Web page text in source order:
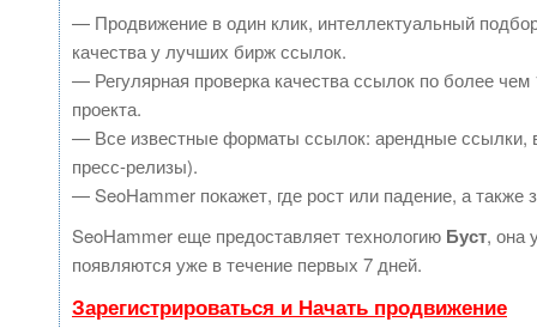
— Продвижение в один клик, интеллектуальный
качества у лучших бирж ссылок.
— Регулярная проверка качества ссылок по более
проекта.
— Все известные форматы ссылок: арендные ссылки,
пресс-релизы).
— SeoHammer покажет, где рост или падение, а также
SeoHammer еще предоставляет технологию Буст, она
появляются уже в течение первых 7 дней.
Зарегистрироваться и Начать продвижение